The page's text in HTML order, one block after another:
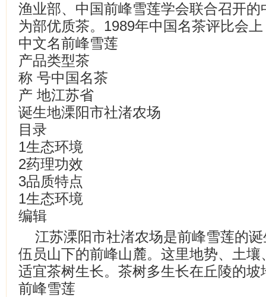
渔业部、中国前峰雪莲学会联合召开
为部优质茶。1989年中国名茶评比会
中文名前峰雪莲
产品类型茶
称 号中国名茶
产 地江苏省
诞生地溧阳市社渚农场
目录
1生态环境
2药理功效
3品质特点
1生态环境
编辑
江苏溧阳市社渚农场是前峰雪莲的
伍员山下的前峰山麓。这里地势、土
适宜茶树生长。茶树多生长在丘陵的坡
前峰雪莲